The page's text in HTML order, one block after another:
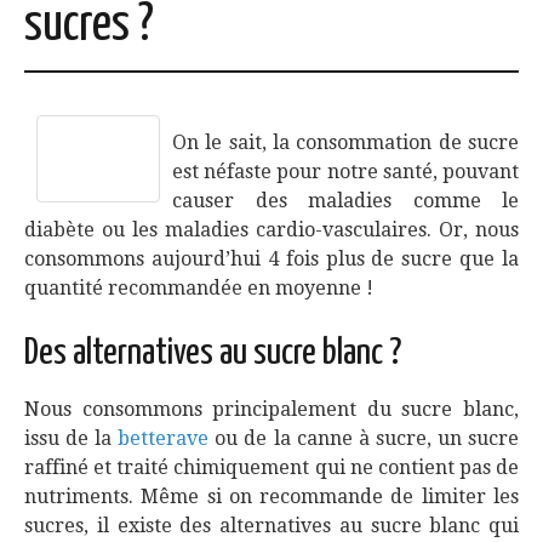
sucres ?
On le sait, la consommation de sucre
est néfaste pour notre santé, pouvant
causer des maladies comme le
diabète ou les maladies cardio-vasculaires. Or, nous
consommons aujourd’hui 4 fois plus de sucre que la
quantité recommandée en moyenne !
Des alternatives au sucre blanc ?
Nous consommons principalement du sucre blanc,
issu de labetterave ou de la canne à sucre, un sucre
raffiné et traité chimiquement qui ne contient pas de
nutriments. Même si on recommande de limiter les
sucres, il existe des alternatives au sucre blanc qui